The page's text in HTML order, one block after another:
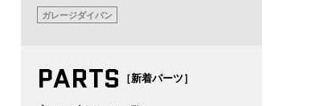
ガレージダイバン
PARTS ［新着パーツ］